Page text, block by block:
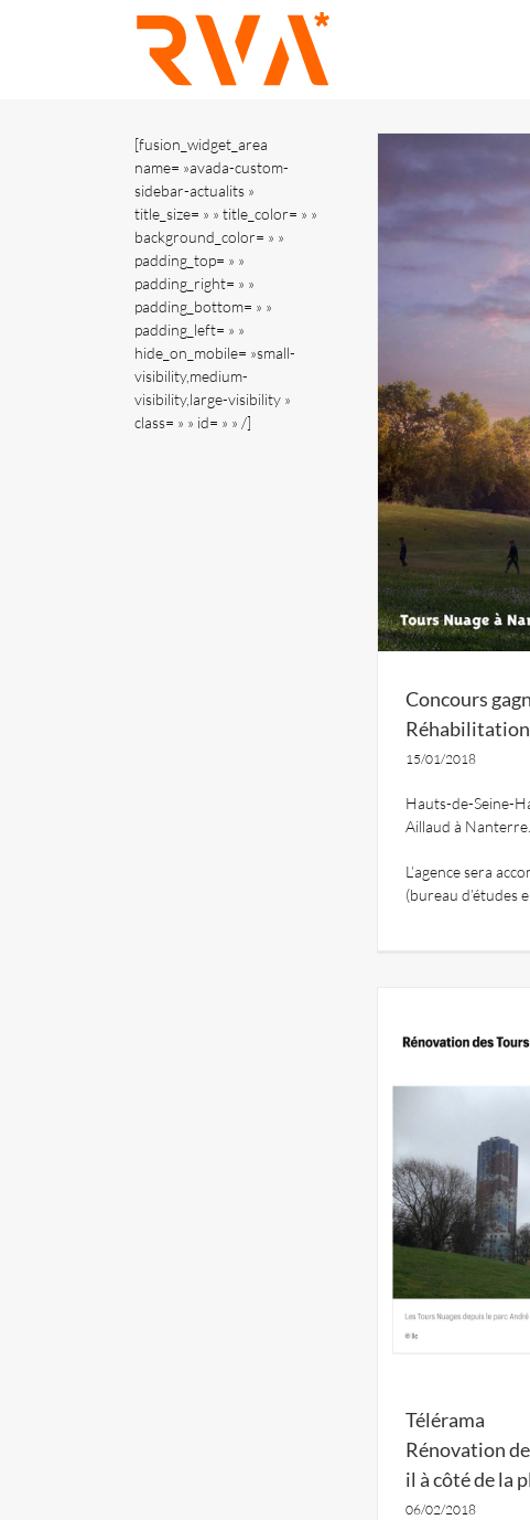
[fusion_widget_area
name= »avada-custom-
sidebar-actualits »
title_size= » » title_color= » »
background_color= » »
padding_top= » »
padding_right= » »
padding_bottom= » »
padding_left= » »
hide_on_mobile= »small-
visibility,medium-
visibility,large-visibility »
class= » » id= » » /]
Concours
15/01/2018
Hauts-de-Seine-
Aillaud à Nanterre.
L’agence sera
(bureau d’études
Télérama
Rénovation
il à côté de la
06/02/2018